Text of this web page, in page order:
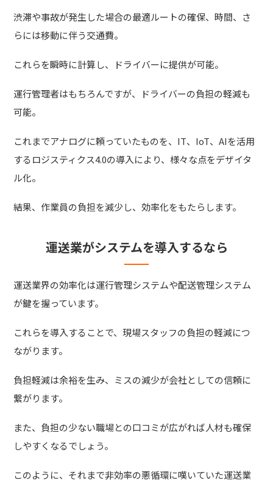
渋滞や事故が発生した場合の最適ルートの確保、時間、さ
らには移動に伴う交通費。
これらを瞬時に計算し、ドライバーに提供が可能。
運行管理者はもちろんですが、ドライバーの負担の軽減も
可能。
これまでアナログに頼っていたものを、IT、IoT、AIを活用
するロジスティクス4.0の導入により、様々な点をデザイタ
ル化。
結果、作業員の負担を減少し、効率化をもたらします。
運送業がシステムを導入するなら
運送業界の効率化は運行管理システムや配送管理システム
が鍵を握っています。
これらを導入することで、現場スタッフの負担の軽減につ
ながります。
負担軽減は余裕を生み、ミスの減少が会社としての信頼に
繋がります。
また、負担の少ない職場との口コミが広がれば人材も確保
しやすくなるでしょう。
このように、それまで非効率の悪循環に嘆いていた運送業